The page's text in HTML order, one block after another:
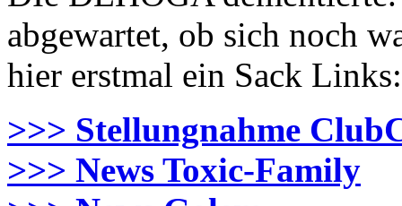
abgewartet, ob sich noch
hier erstmal ein Sack Links:
>>> Stellungnahme
>>> News Toxic-Family